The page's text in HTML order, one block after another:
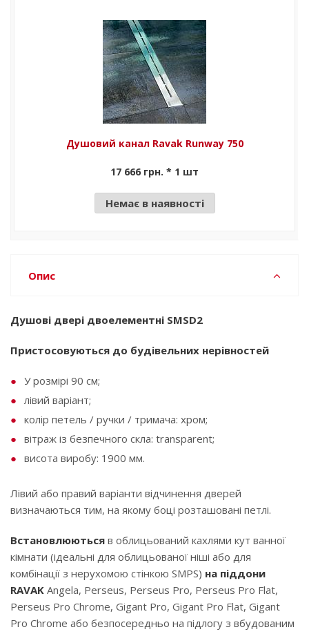
Душовий канал Ravak Runway 750
17 666 грн. * 1 шт
Немає в наявності
Опис
Душові двері двоелементні SMSD2
Пристосовуються до будівельних нерівностей
У розмірі 90 см;
лівий варіант;
колір петель / ручки / тримача: хром;
вітраж із безпечного скла: transparent;
висота виробу: 1900 мм.
Лівий або правий варіанти відчинення дверей
визначаються тим, на якому боці розташовані петлі.
Встановлюються в облицьований кахлями кут ванної
кімнати (ідеальні для облицьованої ніші або для
комбінації з нерухомою стінкою SMPS) на піддони
RAVAK Angela, Perseus, Perseus Pro, Perseus Pro Flat,
Perseus Pro Chrome, Gigant Pro, Gigant Pro Flat, Gigant
Pro Chrome або безпосередньо на підлогу з вбудованим